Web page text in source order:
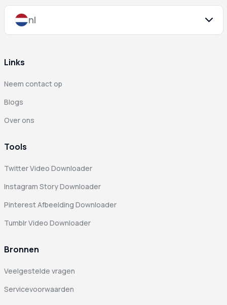
nl
Links
Neem contact op
Blogs
Over ons
Tools
Twitter Video Downloader
Instagram Story Downloader
Pinterest Afbeelding Downloader
Tumblr Video Downloader
Bronnen
Veelgestelde vragen
Servicevoorwaarden